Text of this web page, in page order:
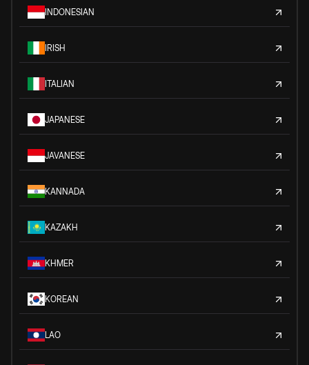
INDONESIAN
IRISH
ITALIAN
JAPANESE
JAVANESE
KANNADA
KAZAKH
KHMER
KOREAN
LAO